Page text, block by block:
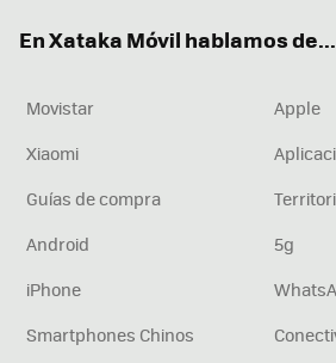
En Xataka Móvil hablamos de...
Movistar
Apple
Xiaomi
Guías de compra
Android
5g
iPhone
Smartphones Chinos